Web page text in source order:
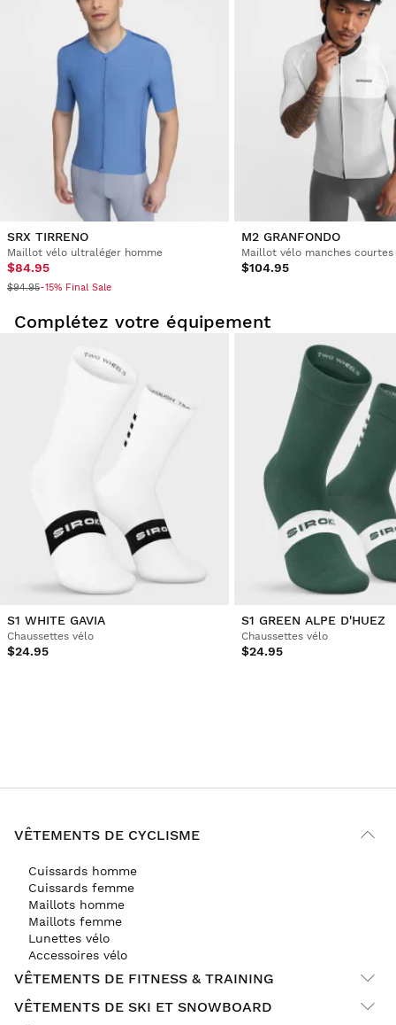
SRX TIRRENO
Maillot vélo ultraléger homme
$84.95
$94.95-15% Final Sale
M2 GRANFONDO
Maillot vélo manches courtes
$104.95
Complétez votre équipement
S1 WHITE GAVIA
Chaussettes vélo
$24.95
S1 GREEN ALPE D'HUEZ
Chaussettes vélo
$24.95
VÊTEMENTS DE CYCLISME
Cuissards homme
Cuissards femme
Maillots homme
Maillots femme
Lunettes vélo
Accessoires vélo
VÊTEMENTS DE FITNESS & TRAINING
VÊTEMENTS DE SKI ET SNOWBOARD